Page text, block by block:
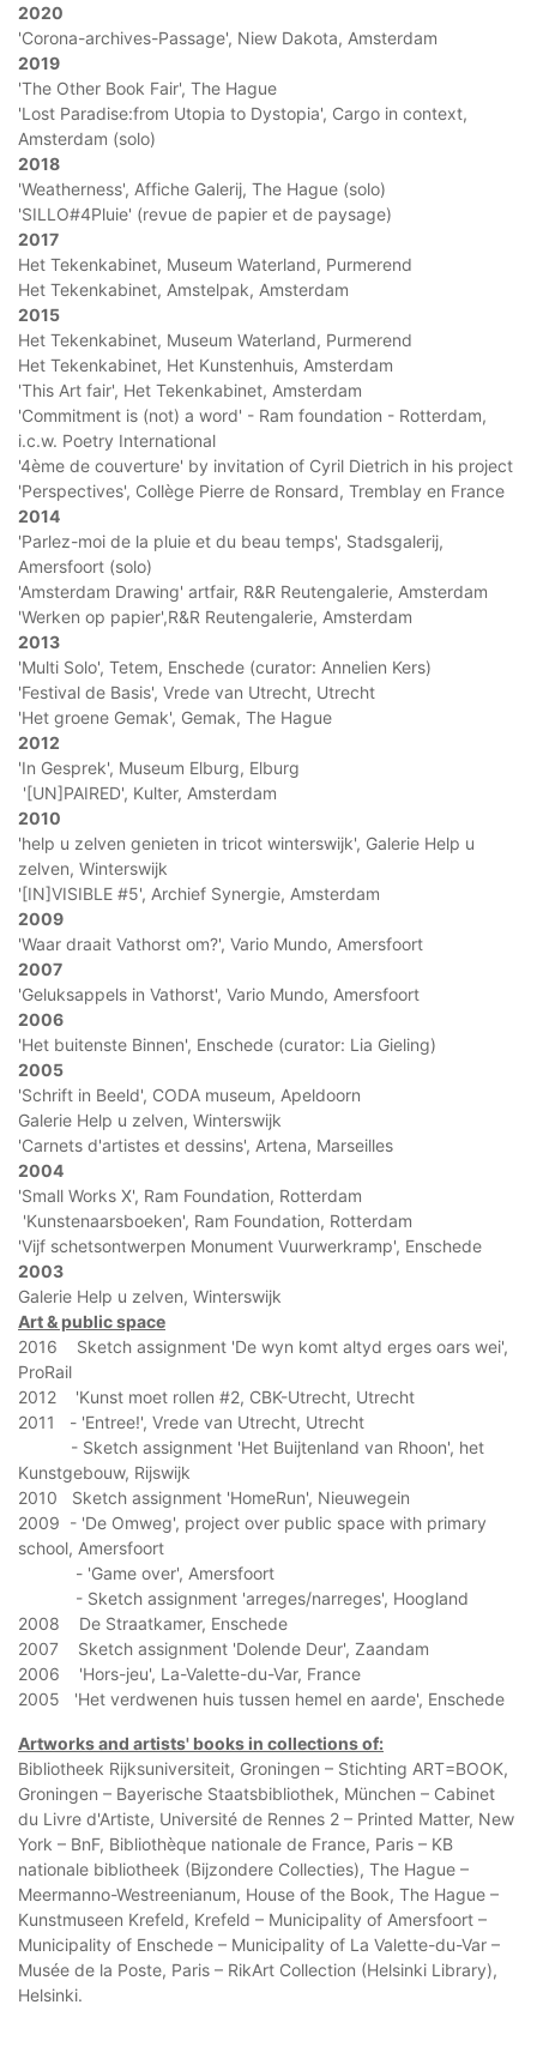
2020
'Corona-archives-Passage', Niew Dakota, Amsterdam
2019
'The Other Book Fair', The Hague
'Lost Paradise:from Utopia to Dystopia', Cargo in context,
Amsterdam (solo)
2018
'Weatherness', Affiche Galerij, The Hague (solo)
'SILLO#4Pluie' (revue de papier et de paysage)
2017
Het Tekenkabinet, Museum Waterland, Purmerend
Het Tekenkabinet, Amstelpak, Amsterdam
2015
Het Tekenkabinet, Museum Waterland, Purmerend
Het Tekenkabinet, Het Kunstenhuis, Amsterdam
'This Art fair', Het Tekenkabinet, Amsterdam
'Commitment is (not) a word' - Ram foundation - Rotterdam,
i.c.w. Poetry International
'4ème de couverture' by invitation of Cyril Dietrich in his project
'Perspectives', Collège Pierre de Ronsard, Tremblay en France
2014
'Parlez-moi de la pluie et du beau temps', Stadsgalerij,
Amersfoort (solo)
'Amsterdam Drawing' artfair, R&R Reutengalerie, Amsterdam
'Werken op papier',R&R Reutengalerie, Amsterdam
2013
'Multi Solo', Tetem, Enschede (curator: Annelien Kers)
'Festival de Basis', Vrede van Utrecht, Utrecht
'Het groene Gemak', Gemak, The Hague
2012
'In Gesprek', Museum Elburg, Elburg
'[UN]PAIRED', Kulter, Amsterdam
2010
'help u zelven genieten in tricot winterswijk', Galerie Help u
zelven, Winterswijk
'[IN]VISIBLE #5', Archief Synergie, Amsterdam
2009
'Waar draait Vathorst om?', Vario Mundo, Amersfoort
2007
'Geluksappels in Vathorst', Vario Mundo, Amersfoort
2006
'Het buitenste Binnen', Enschede (curator: Lia Gieling)
2005
'Schrift in Beeld', CODA museum, Apeldoorn
Galerie Help u zelven, Winterswijk
'Carnets d'artistes et dessins', Artena, Marseilles
2004
'Small Works X', Ram Foundation, Rotterdam
'Kunstenaarsboeken', Ram Foundation, Rotterdam
'Vijf schetsontwerpen Monument Vuurwerkramp', Enschede
2003
Galerie Help u zelven, Winterswijk
Art & public space
2016 Sketch assignment 'De wyn komt altyd erges oars wei',
ProRail
2012 'Kunst moet rollen #2, CBK-Utrecht, Utrecht
2011 - 'Entree!', Vrede van Utrecht, Utrecht
- Sketch assignment 'Het Buijtenland van Rhoon', het
Kunstgebouw, Rijswijk
2010 Sketch assignment 'HomeRun', Nieuwegein
2009 - 'De Omweg', project over public space with primary
school, Amersfoort
- 'Game over', Amersfoort
- Sketch assignment 'arreges/narreges', Hoogland
2008 De Straatkamer, Enschede
2007 Sketch assignment 'Dolende Deur', Zaandam
2006 'Hors-jeu', La-Valette-du-Var, France
2005 'Het verdwenen huis tussen hemel en aarde', Enschede
Artworks and artists' books in collections of:
Bibliotheek Rijksuniversiteit, Groningen – Stichting ART=BOOK,
Groningen – Bayerische Staatsbibliothek, München – Cabinet
du Livre d'Artiste, Université de Rennes 2 – Printed Matter, New
York – BnF, Bibliothèque nationale de France, Paris – KB
nationale bibliotheek (Bijzondere Collecties), The Hague –
Meermanno-Westreenianum, House of the Book, The Hague –
Kunstmuseen Krefeld, Krefeld – Municipality of Amersfoort –
Municipality of Enschede – Municipality of La Valette-du-Var –
Musée de la Poste, Paris – RikArt Collection (Helsinki Library),
Helsinki.